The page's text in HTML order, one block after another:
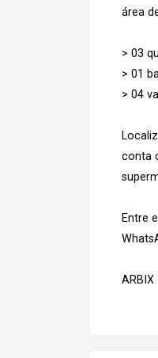
área
> 03
> 01
> 04
conta
Entre